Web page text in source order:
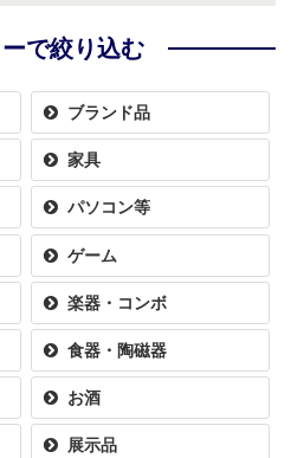
で絞り込む
ブランド品
家具
パソコン等
ゲーム
楽器・コンボ
食器・陶磁器
お酒
展示品